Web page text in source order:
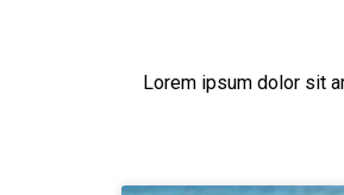
Lorem ipsum dolor sit